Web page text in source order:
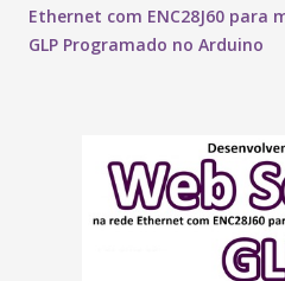
Ethernet com ENC28J60
GLP Programado no Arduino